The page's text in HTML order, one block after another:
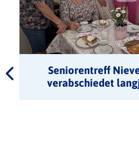
Seniorentreff
verabschiedet